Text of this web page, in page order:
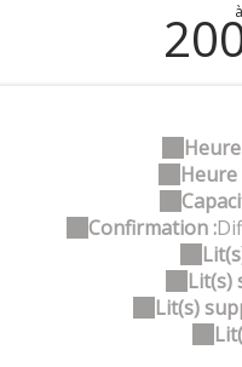
Heure
Confirmation :
Lit(s)
Lit(s)